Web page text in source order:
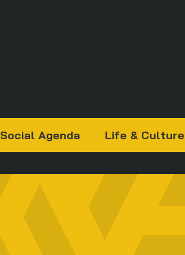
Social Agenda Life & Culture